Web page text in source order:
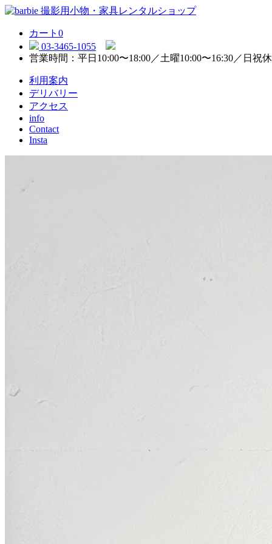
カート 0
03-3465-1055
営業時間：平日10:00〜18:00／土曜10:00〜16:30／日祝
利用案内
デリバリー
アクセス
info
Contact
Insta